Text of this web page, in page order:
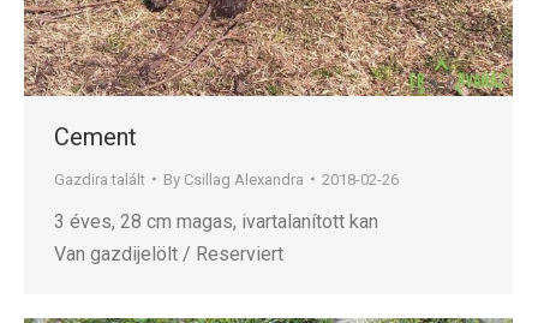
Cement
Gazdira talált By Csillag Alexandra 2018-02-26
3 éves, 28 cm magas, ivartalanított kan
Van gazdijelölt / Reserviert